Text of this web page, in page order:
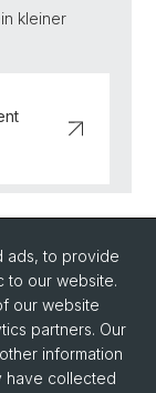
kleiner
ads, to provide
to our website.
our website
partners. Our
information
have collected